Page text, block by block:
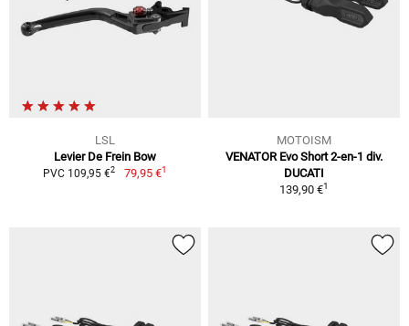
LSL
Levier De Frein Bow
PVC 109,95 €2 79,95 €1
MOTOISM
VENATOR Evo Short 2-en-1 div.
DUCATI
139,90 €1